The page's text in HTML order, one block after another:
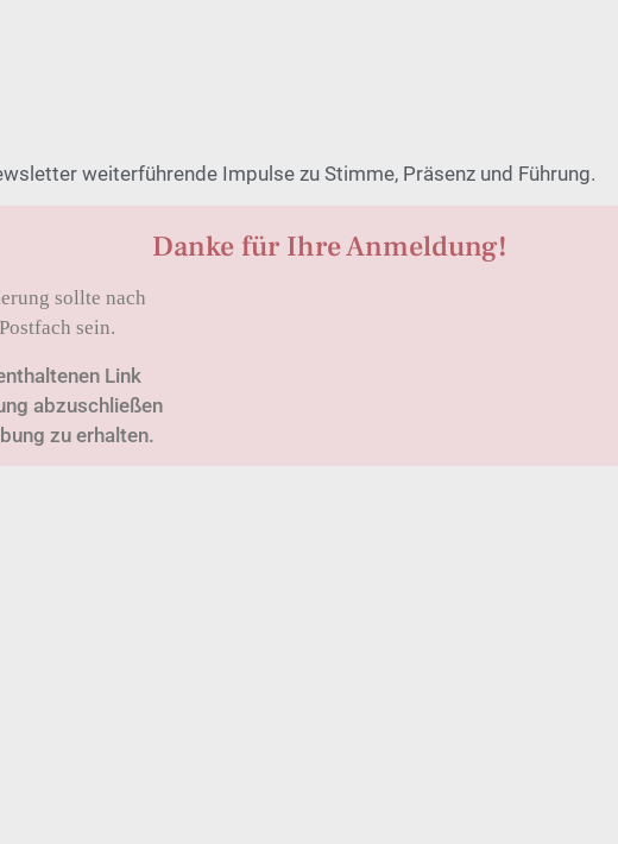
weiterführende Impulse zu Stimme, Präsenz und Führung.
Danke für Ihre Anmeldung!
sollte nach
sein.
Link
abzuschließen
zu erhalten.